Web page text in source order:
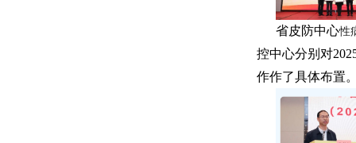
省皮防中心性
控中心分别对
作作了具体布置